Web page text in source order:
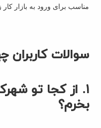
مناسب برای ورود به بازار کار
سوالات کاربران
۱. از کجا تو
بخرم؟